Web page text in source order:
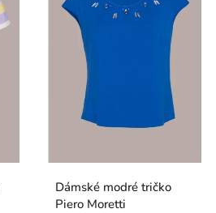
Dámské modré tričko
Piero Moretti